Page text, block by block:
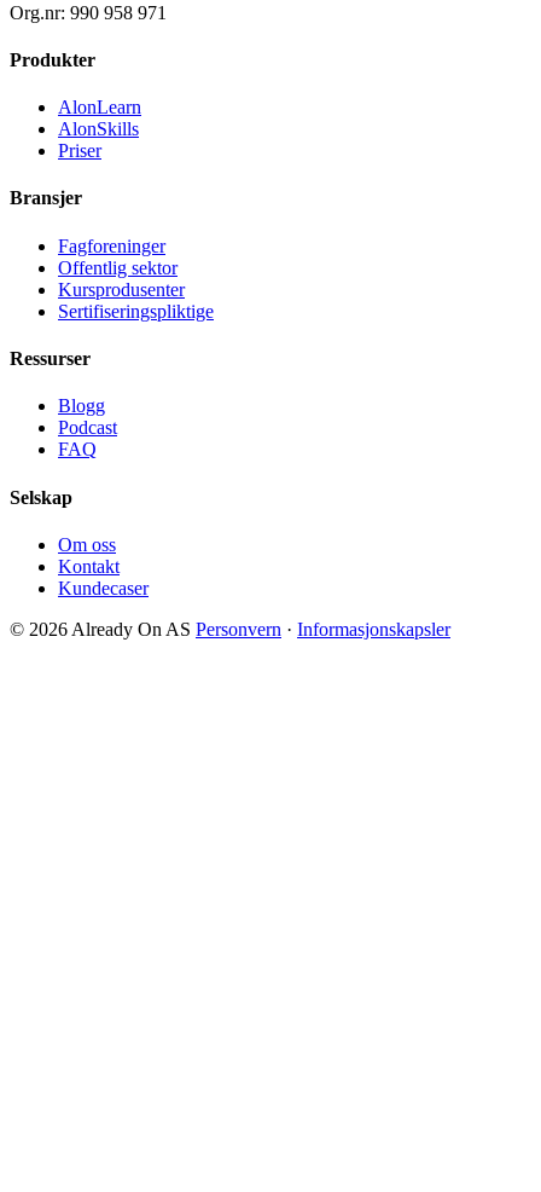
Org.nr: 990 958 971
Produkter
AlonLearn
AlonSkills
Priser
Bransjer
Fagforeninger
Offentlig sektor
Kursprodusenter
Sertifiseringspliktige
Ressurser
Blogg
Podcast
FAQ
Selskap
Om oss
Kontakt
Kundecaser
© 2026 Already On AS Personvern · Informasjonskapsler